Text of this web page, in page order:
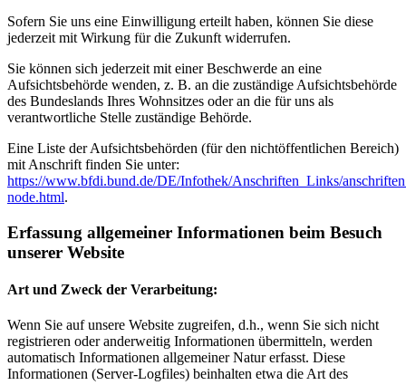
Sofern Sie uns eine Einwilligung erteilt haben, können Sie diese
jederzeit mit Wirkung für die Zukunft widerrufen.
Sie können sich jederzeit mit einer Beschwerde an eine
Aufsichtsbehörde wenden, z. B. an die zuständige Aufsichtsbehörde
des Bundeslands Ihres Wohnsitzes oder an die für uns als
verantwortliche Stelle zuständige Behörde.
Eine Liste der Aufsichtsbehörden (für den nichtöffentlichen Bereich)
mit Anschrift finden Sie unter:
https://www.bfdi.bund.de/DE/Infothek/Anschriften_Links/
node.html.
Erfassung allgemeiner Informationen beim Besuch
unserer Website
Art und Zweck der Verarbeitung:
Wenn Sie auf unsere Website zugreifen, d.h., wenn Sie sich nicht
registrieren oder anderweitig Informationen übermitteln, werden
automatisch Informationen allgemeiner Natur erfasst. Diese
Informationen (Server-Logfiles) beinhalten etwa die Art des